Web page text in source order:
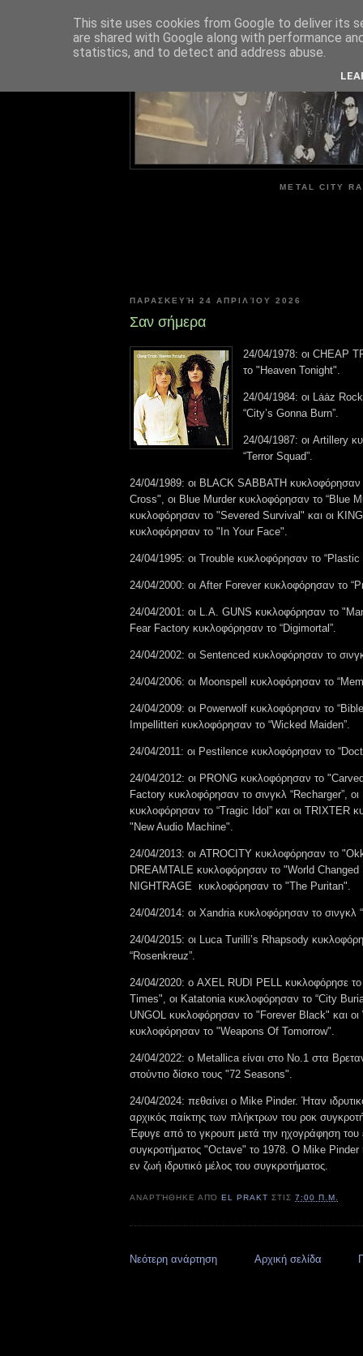
METAL CITY
ΠΑΡΑΣΚΕΥΉ 24 ΑΠΡΙΛΊΟΥ 2026
Σαν σήμερα
24/04/1978: οι CHEAP
το "Heaven Tonight".
24/04/1984: οι Lȧȧz
“City’s Gonna Burn”.
24/04/1987: οι Artillery
“Terror Squad”.
24/04/1989: οι BLACK SABBATH
Cross", οι Blue Murder κυκλοφόρησαν το “Blue
κυκλοφόρησαν το "Severed Survival" και οι
κυκλοφόρησαν το "In Your Face".
24/04/1995: οι Trouble κυκλοφόρησαν το “Plastic
24/04/2000: οι After Forever κυκλοφόρησαν το
24/04/2001: οι L.A. GUNS κυκλοφόρησαν το
Fear Factory κυκλοφόρησαν το “Digimortal”.
24/04/2002: οι Sentenced κυκλοφόρησαν το
24/04/2006: οι Moonspell κυκλοφόρησαν το
24/04/2009: οι Powerwolf κυκλοφόρησαν το
Impellitteri κυκλοφόρησαν το “Wicked Maiden”.
24/04/2011: οι Pestilence κυκλοφόρησαν το
24/04/2012: οι PRONG κυκλοφόρησαν το
Factory κυκλοφόρησαν το σινγκλ “Recharger”,
κυκλοφόρησαν το “Tragic Idol” και οι TRIXTER
"New Audio Machine".
24/04/2013: οι ATROCITY κυκλοφόρησαν το
DREAMTALE κυκλοφόρησαν το "World Changed
NIGHTRAGE κυκλοφόρησαν το "The Puritan".
24/04/2014: οι Xandria κυκλοφόρησαν το σινγκλ
24/04/2015: οι Luca Turilli’s Rhapsody
“Rosenkreuz”.
24/04/2020: ο AXEL RUDI PELL κυκλοφόρησε
Times", οι Katatonia κυκλοφόρησαν το “City
UNGOL κυκλοφόρησαν το "Forever Black" και
κυκλοφόρησαν το "Weapons Of Tomorrow".
24/04/2022: ο Metallica είναι στο No.1 στα
στούντιο δίσκο τους "72 Seasons".
24/04/2024: πεθαίνει ο Mike Pinder. Ήταν
αρχικός παίκτης των πλήκτρων του ροκ
Έφυγε από το γκρουπ μετά την ηχογράφηση του
συγκροτήματος "Octave" το 1978. Ο Mike Pinder
εν ζωή ιδρυτικό μέλος του συγκροτήματος.
ΑΝΑΡΤΉΘΗΚΕ ΑΠΌEL PRAKT ΣΤΙΣ7:00 Π.Μ.
Νεότερη ανάρτηση Αρχική σελίδα
This site uses cookies from Google to deliver its
are shared with Google along with performance
statistics, and to detect and address abuse.